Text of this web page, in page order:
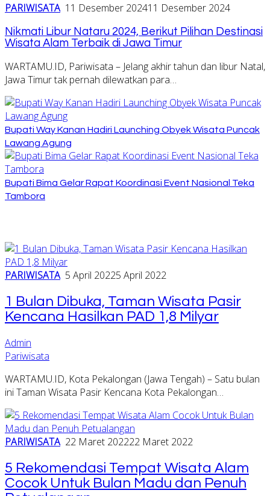
PARIWISATA 11 Desember 202411 Desember 2024
Nikmati Libur Nataru 2024, Berikut Pilihan Destinasi
Wisata Alam Terbaik di Jawa Timur
WARTAMU.ID, Pariwisata – Jelang akhir tahun dan libur Natal,
Jawa Timur tak pernah dilewatkan para…
Bupati Way Kanan Hadiri Launching Obyek Wisata Puncak
Lawang Agung
Bupati Bima Gelar Rapat Koordinasi Event Nasional Teka
Tambora
PARIWISATA 5 April 20225 April 2022
1 Bulan Dibuka, Taman Wisata Pasir
Kencana Hasilkan PAD 1,8 Milyar
Admin
Pariwisata
WARTAMU.ID, Kota Pekalongan (Jawa Tengah) – Satu bulan
ini Taman Wisata Pasir Kencana Kota Pekalongan…
PARIWISATA 22 Maret 202222 Maret 2022
5 Rekomendasi Tempat Wisata Alam
Cocok Untuk Bulan Madu dan Penuh